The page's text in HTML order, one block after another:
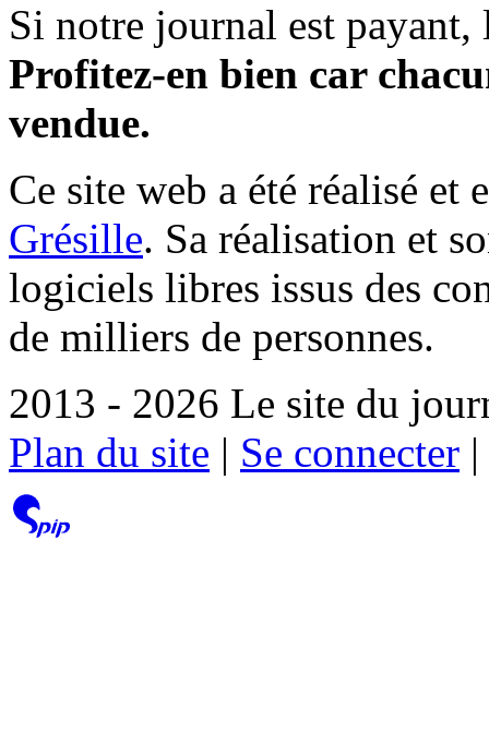
Si notre journal est payant,
Profitez-en bien car
vendue.
Ce site web a été réalisé et
Grésille. Sa réalisation et
logiciels libres issus des
de milliers de personnes.
2013 - 2026 Le site du
Plan du site | Se connecter |